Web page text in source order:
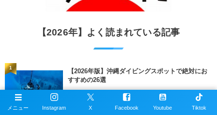
【2026年】よく読まれている記事
【2026年版】沖縄ダイビングスポットで絶対にお
すすめの26選
2026年4月24日
1
メニュー Instagram X Facebook Youtube Tiktok